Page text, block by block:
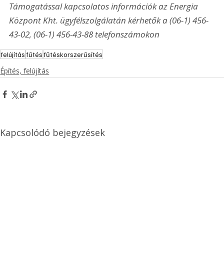
Támogatással kapcsolatos információk az Energia
Központ Kht. ügyfélszolgálatán kérhetők a (06-1) 456-
43-02, (06-1) 456-43-88 telefonszámokon
felújításfűtésfűtéskorszerűsítés
Építés, felújítás
Kapcsolódó bejegyzések